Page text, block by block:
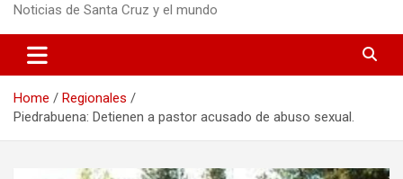
Noticias de Santa Cruz y el mundo
Home
Regionales
Piedrabuena: Detienen a pastor acusado de abuso sexual.